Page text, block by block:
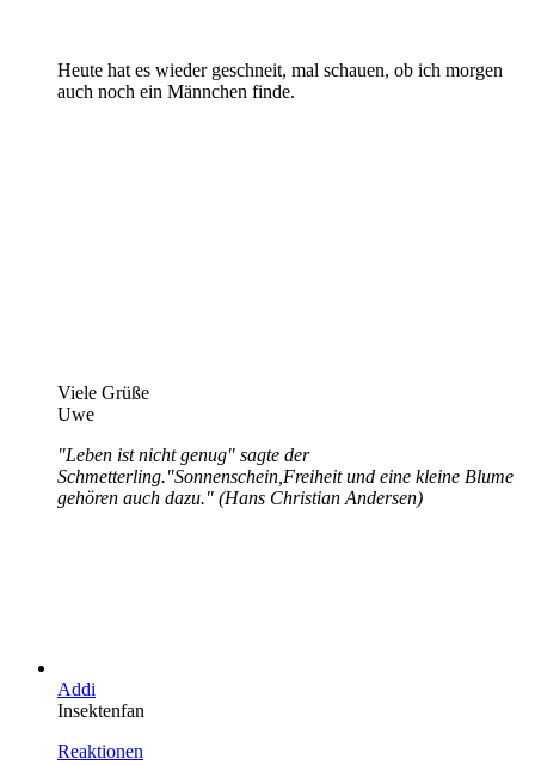
Heute hat es wieder geschneit, mal schauen, ob ich morgen
auch noch ein Männchen finde.
Viele Grüße
Uwe
"Leben ist nicht genug" sagte der
Schmetterling."Sonnenschein,Freiheit und eine kleine Blume
gehören auch dazu." (Hans Christian Andersen)
Addi
Insektenfan
Reaktionen